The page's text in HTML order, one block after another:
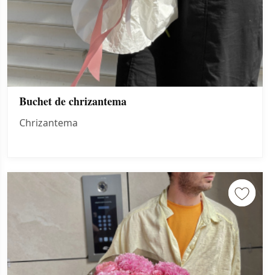
Buchet de chrizantema
Chrizantema